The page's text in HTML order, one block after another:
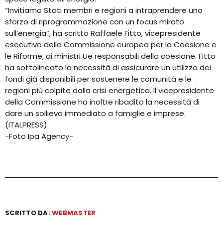
“Invitiamo Stati membri e regioni a intraprendere uno
sforzo di riprogrammazione con un focus mirato
sull’energia”, ha scritto Raffaele Fitto, vicepresidente
esecutivo della Commissione europea per la Coesione e
le Riforme, ai ministri Ue responsabili della coesione. Fitto
ha sottolineato la necessità di assicurare un utilizzo dei
fondi già disponibili per sostenere le comunità e le
regioni più colpite dalla crisi energetica. Il vicepresidente
della Commissione ha inoltre ribadito la necessità di
dare un sollievo immediato a famiglie e imprese.
(ITALPRESS).
-Foto Ipa Agency-
SCRITTO DA:WEBMASTER